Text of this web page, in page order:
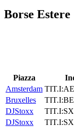
Borse Estere
Piazza
Amsterdam
Bruxelles
DJStoxx
DJStoxx